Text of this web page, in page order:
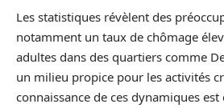
Les statistiques révèlent des
notamment un taux de chômage
adultes dans des quartiers comme
un milieu propice pour les activités
connaissance de ces dynamiques